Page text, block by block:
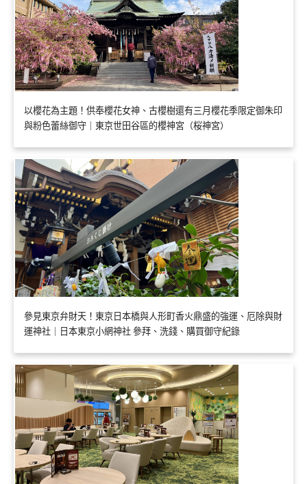
以櫻花為主題！供奉櫻花女神、古櫻樹還有三月櫻花季限定御朱印
與粉色蕾絲御守｜東京世田谷區的櫻神宮（桜神宮）
參見東京弁財天！東京日本橋與人形町香火鼎盛的強運、厄除與財
運神社｜日本東京小網神社 參拜、洗錢、購買御守紀錄